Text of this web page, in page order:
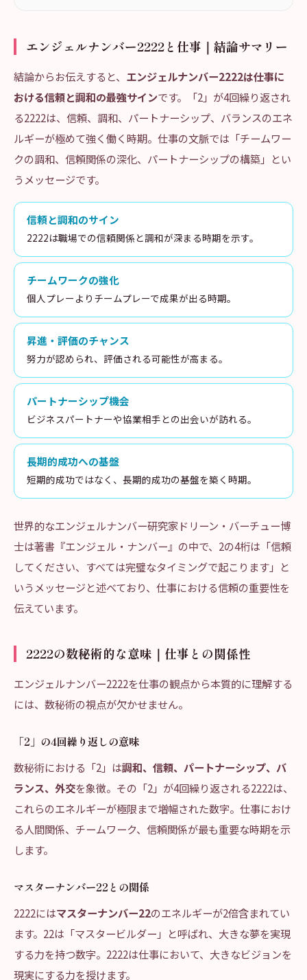
エンジェルナンバー2222と仕事｜結論サマリー
結論からお伝えすると、 エンジェルナンバー2222は仕事に
おける信頼と調和の最強サインです。「2」が4回繰り返され
る2222は、信頼、調和、パートナーシップ、バランスのエネ
ルギーが極めて強く働く時期。仕事の文脈では「チームワー
クの調和、信頼関係の深化、パートナーシップの構築」とい
うメッセージです。
信頼と調和のサイン
2222は職場での信頼関係と調和が深まる時期を示す。
チームワークの強化
個人プレーよりチームプレーで成果が出る時期。
昇進・評価のチャンス
努力が認められ、評価される可能性が高まる。
パートナーシップ機会
ビジネスパートナーや協業相手との出会いが訪れる。
長期的成功への基盤
短期的成功ではなく、長期的成功の基盤を築く時期。
世界的なエンジェルナンバー研究家ドリーン・バーチュー博
士は著書『エンジェル・ナンバー』の中で、2の4桁は「信頼
してください、すべては完璧なタイミングで起こります」と
いうメッセージと述べており、仕事における信頼の重要性を
伝えています。
2222の数秘術的な意味｜仕事との関係性
エンジェルナンバー2222を仕事の観点から本質的に理解する
には、数秘術の視点が欠かせません。
「2」の4回繰り返しの意味
数秘術における「2」は調和、信頼、パートナーシップ、バ
ランス、外交を象徴。その「2」が4回繰り返される2222は、
これらのエネルギーが極限まで増幅された数字。仕事におけ
る人間関係、チームワーク、信頼関係が最も重要な時期を示
します。
マスターナンバー22との関係
2222にはマスターナンバー22のエネルギーが2倍含まれてい
ます。22は「マスタービルダー」と呼ばれ、大きな夢を実現
する力を持つ数字。2222は仕事において、大きなビジョンを
現実にする力を授けます。